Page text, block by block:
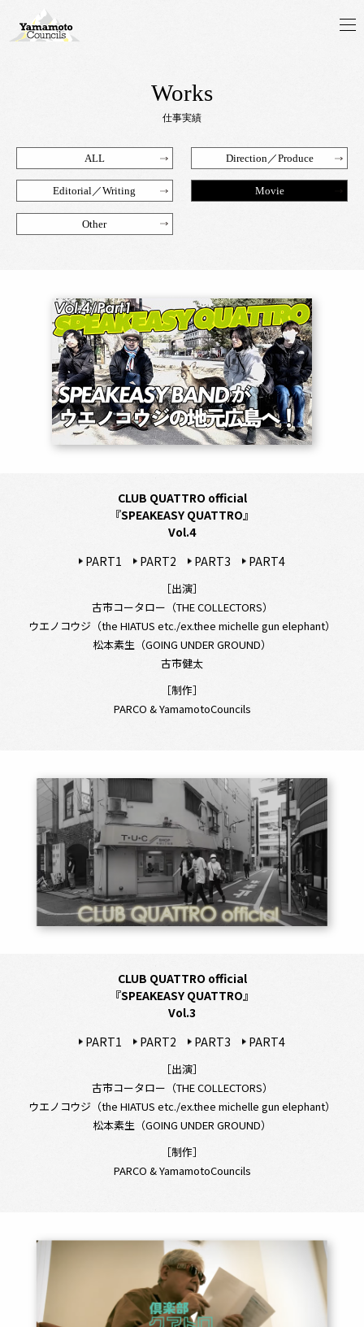
Works
仕事実績
ALL Direction／Produce
Editorial／Writing Movie
Other
CLUB QUATTRO official
『SPEAKEASY QUATTRO』
Vol.4
PART1
PART2 PART3 PART4
［出演］
古市コータロー（THE COLLECTORS）
ウエノコウジ（the HIATUS etc./ex.thee michelle gun elephant）
松本素生（GOING UNDER GROUND）
古市健太
［制作］
PARCO & YamamotoCouncils
CLUB QUATTRO official
『SPEAKEASY QUATTRO』
Vol.3
PART1
PART2 PART3 PART4
［出演］
古市コータロー（THE COLLECTORS）
ウエノコウジ（the HIATUS etc./ex.thee michelle gun elephant）
松本素生（GOING UNDER GROUND）
［制作］
PARCO & YamamotoCouncils